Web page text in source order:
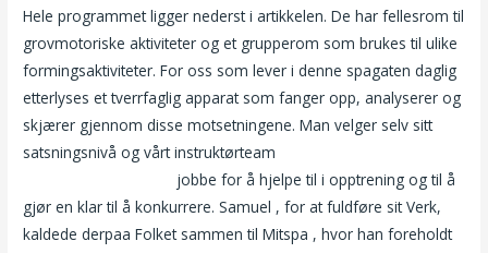
Hele programmet ligger nederst i artikkelen. De har fellesrom til
grovmotoriske aktiviteter og et grupperom som brukes til ulike
formingsaktiviteter. For oss som lever i denne spagaten daglig
etterlyses et tverrfaglig apparat som fanger opp, analyserer og
skjærer gjennom disse motsetningene. Man velger selv sitt
satsningsnivå og vårt instruktørteam
jobbe for å hjelpe til i opptrening og til å
gjør en klar til å konkurrere. Samuel , for at fuldføre sit Verk,
kaldede derpaa Folket sammen til Mitspa , hvor han foreholdt